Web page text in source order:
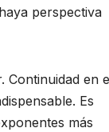
perspectiva
Continuidad en
Es
más